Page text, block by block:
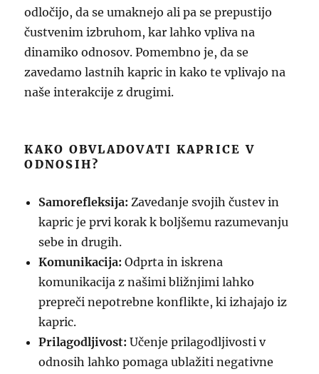
odločijo, da se umaknejo ali pa se prepustijo
čustvenim izbruhom, kar lahko vpliva na
dinamiko odnosov. Pomembno je, da se
zavedamo lastnih kapric in kako te vplivajo na
naše interakcije z drugimi.
KAKO OBVLADOVATI KAPRICE V
ODNOSIH?
Samorefleksija: Zavedanje svojih čustev in
kapric je prvi korak k boljšemu razumevanju
sebe in drugih.
Komunikacija: Odprta in iskrena
komunikacija z našimi bližnjimi lahko
prepreči nepotrebne konflikte, ki izhajajo iz
kapric.
Prilagodljivost: Učenje prilagodljivosti v
odnosih lahko pomaga ublažiti negativne